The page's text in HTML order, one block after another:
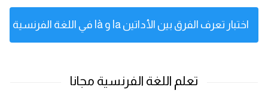
اختبار تعرف الفرق بين الأداتين la و là في اللغة الفرنسية